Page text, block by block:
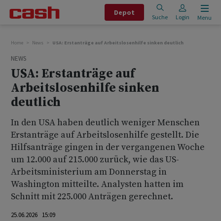
Depot
Suche Login Menu
Home News USA: Erstanträge auf Arbeitslosenhilfe sinken deutlich
NEWS
USA: Erstanträge auf
Arbeitslosenhilfe sinken
deutlich
In den USA haben deutlich weniger Menschen
Erstanträge auf Arbeitslosenhilfe gestellt. Die
Hilfsanträge gingen in der vergangenen Woche
um 12.000 auf 215.000 zurück, wie das US-
Arbeitsministerium am Donnerstag in
Washington mitteilte. Analysten hatten im
Schnitt mit 225.000 Anträgen gerechnet.
25.06.2026 15:09